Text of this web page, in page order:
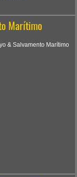
Marítimo
& Salvamento Marítimo